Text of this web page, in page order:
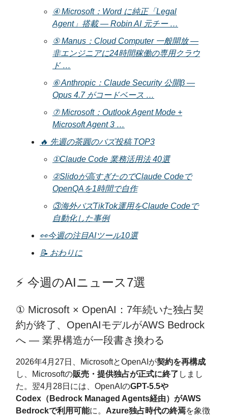
④ Microsoft：Word に純正「Legal
Agent」搭載 — Robin AI 元チー …
⑤ Manus：Cloud Computer 一般開放 —
非エンジニアに24時間稼働の専用クラウ
ド …
⑥ Anthropic：Claude Security 公開β —
Opus 4.7 がコードベース …
⑦ Microsoft：Outlook Agent Mode +
Microsoft Agent 3 …
🔥 先週の茶圓のバズ投稿 TOP3
①Claude Code 業務活用法 40選
②Slidoが高すぎたのでClaude Codeで
OpenQAを1時間で自作
③海外バズTikTok運用をClaude Codeで
自動化した事例
👀今週の注目AIツール10選
📝 おわりに
⚡️ 今週のAIニュース7選
① Microsoft × OpenAI：7年続いた独占契
約が終了、OpenAIモデルがAWS Bedrock
へ — 業界構造が一段書き換わる
2026年4月27日、MicrosoftとOpenAIが契約を再構成
し、Microsoftの販売・提供独占が正式に終了 しまし
た。翌4月28日には、OpenAIのGPT-5.5や
Codex（Bedrock Managed Agents経由）がAWS
Bedrockで利用可能に。 Azure独占時代の終焉を象徴